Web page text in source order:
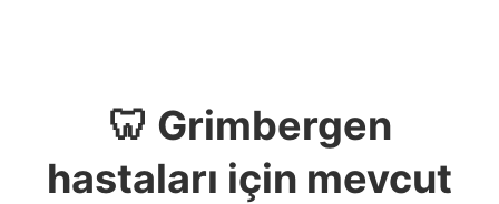
🦷 Grimbergen
hastaları için mevcut